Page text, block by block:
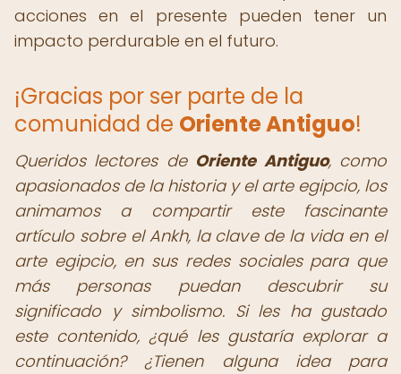
acciones en el presente pueden tener un
impacto perdurable en el futuro.
¡Gracias por ser parte de la
comunidad de Oriente Antiguo!
Queridos lectores de Oriente Antiguo,como
apasionados de la historia y el arte egipcio, los
animamos a compartir este fascinante
artículo sobre el Ankh, la clave de la vida en el
arte egipcio, en sus redes sociales para que
más personas puedan descubrir su
significado y simbolismo. Si les ha gustado
este contenido, ¿qué les gustaría explorar a
continuación? ¿Tienen alguna idea para